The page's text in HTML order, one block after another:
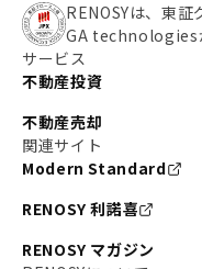
RENOSYは、東証
GA technologies
サービス
不動産投資
不動産売却
関連サイト
Modern Standard
RENOSY 利諾喜
RENOSY マガジン